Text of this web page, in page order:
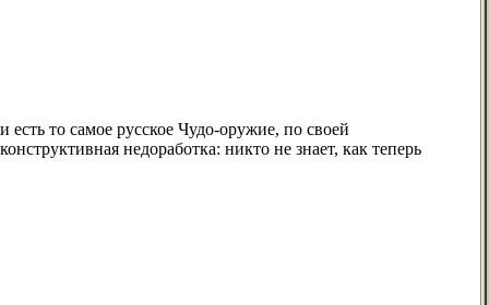
то самое русское Чудо-оружие, по своей
недоработка: никто не знает, как теперь